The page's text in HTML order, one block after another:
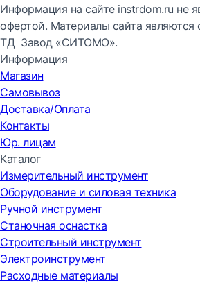
Информация на сайте instrdom.ru не
офертой. Материалы сайта являются
ТД Завод «СИТОМО».
Информация
Магазин
Самовывоз
Доставка/Оплата
Контакты
Юр. лицам
Каталог
Измерительный инструмент
Оборудование и силовая техника
Ручной инструмент
Станочная оснастка
Строительный инструмент
Электроинструмент
Расходные материалы